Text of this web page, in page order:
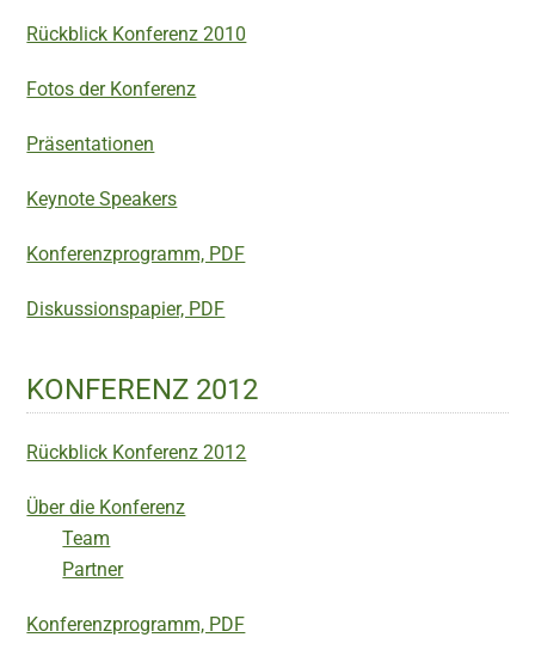
Rückblick Konferenz 2010
Fotos der Konferenz
Präsentationen
Keynote Speakers
Konferenzprogramm, PDF
Diskussionspapier, PDF
KONFERENZ 2012
Rückblick Konferenz 2012
Über die Konferenz
Team
Partner
Konferenzprogramm, PDF